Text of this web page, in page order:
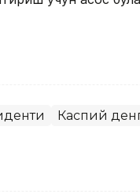
Каспий